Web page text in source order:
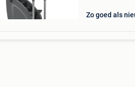
Zo goed als